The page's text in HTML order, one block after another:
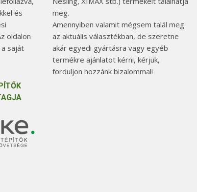
és
oldalon
saját
meg.
Amennyiben valamit mégsem talál meg
az aktuális választékban, de szeretne
akár egyedi gyártásra vagy egyéb
termékre ajánlatot kérni, kérjük,
forduljon hozzánk bizalommal!